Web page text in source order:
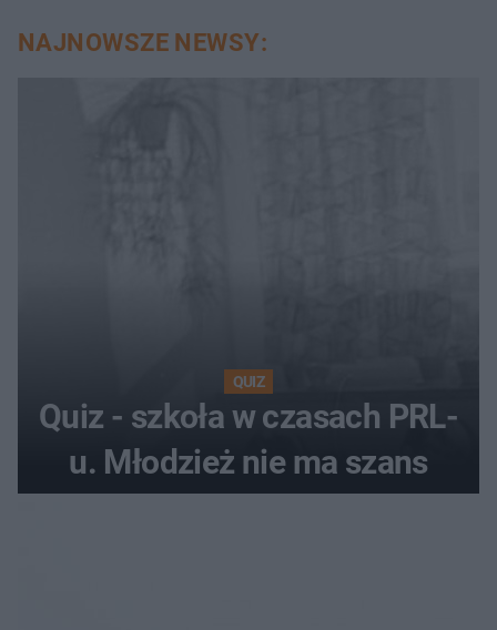
NAJNOWSZE NEWSY:
QUIZ
Quiz - szkoła w czasach PRL-
u. Młodzież nie ma szans